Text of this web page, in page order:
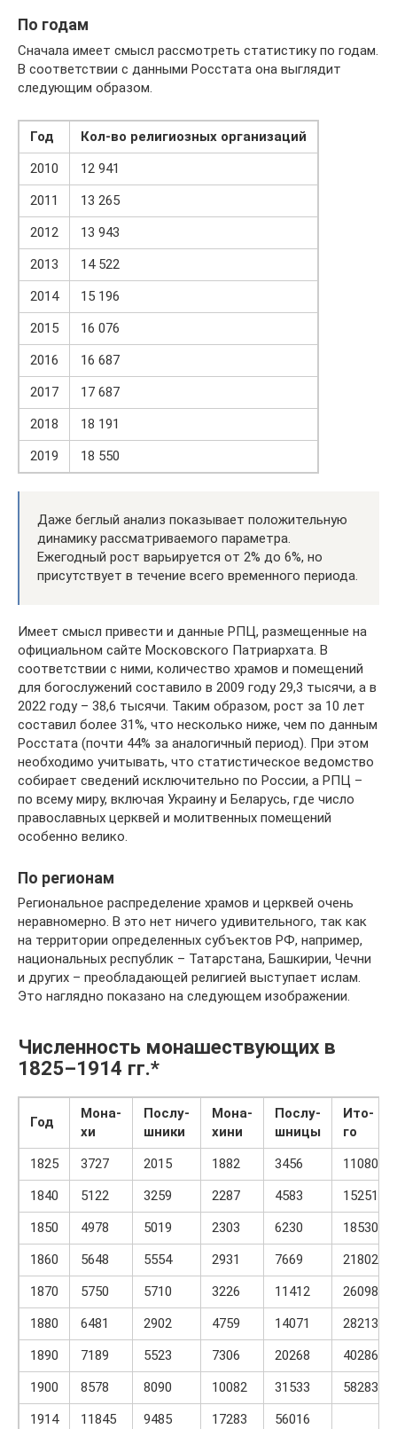
По годам
Сначала имеет смысл рассмотреть статистику по годам.
В соответствии с данными Росстата она выглядит
следующим образом.
Год
Кол-во религиозных организаций
2010
12 941
2011
13 265
2012
13 943
2013
14 522
2014
15 196
2015
16 076
2016
16 687
2017
17 687
2018
18 191
2019
18 550
Даже беглый анализ показывает положительную
динамику рассматриваемого параметра.
Ежегодный рост варьируется от 2% до 6%, но
присутствует в течение всего временного периода.
Имеет смысл привести и данные РПЦ, размещенные на
официальном сайте Московского Патриархата. В
соответствии с ними, количество храмов и помещений
для богослужений составило в 2009 году 29,3 тысячи, а в
2022 году – 38,6 тысячи. Таким образом, рост за 10 лет
составил более 31%, что несколько ниже, чем по данным
Росстата (почти 44% за аналогичный период). При этом
необходимо учитывать, что статистическое ведомство
собирает сведений исключительно по России, а РПЦ –
по всему миру, включая Украину и Беларусь, где число
православных церквей и молитвенных помещений
особенно велико.
По регионам
Региональное распределение храмов и церквей очень
неравномерно. В это нет ничего удивительного, так как
на территории определенных субъектов РФ, например,
национальных республик – Татарстана, Башкирии, Чечни
и других – преобладающей религией выступает ислам.
Это наглядно показано на следующем изображении.
Численность монашествующих в
1825–1914 гг.*
Год
Мона­
хи
Послу­
шники
Мона­
хини
Послу­
шницы
Ито­
го
1825
3727 2015 1882 3456
11080
1840
5122 3259 2287 4583
15251
1850
4978 5019 2303 6230
18530
1860
5648 5554 2931 7669
21802
1870
5750 5710 3226 11412
26098
1880
6481 2902 4759 14071
28213
1890
7189 5523 7306 20268
40286
1900
8578 8090 10082 31533
58283
1914
11845 9485 17283 56016